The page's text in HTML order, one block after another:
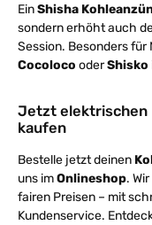
EinShisha
sondern erhöht auch
Session. Besonders
Cocoloco oderShisko
Jetzt elektrischen
kaufen
Bestelle jetzt deinen
uns imOnlineshop.
fairen Preisen – mit
Kundenservice.